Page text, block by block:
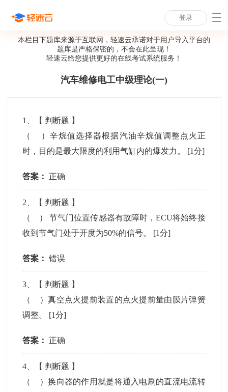
登录
本栏目下题库来源于互联网，轻速云承诺对于用户导入平台的
题库是严格保密的，不会在此呈现！
轻速云给您提供更好的在线考试系统服务！
汽车维修电工中级理论(一)
1 、【 判断题 】
（ ）辛烷值选择器根据汽油辛烷值调整点火正
时，目的是最大限度的利用气缸内的爆发力。 [1分]
答案： 正确
2 、【 判断题 】
（ ） 节气门位置传感器有故障时，ECU将始终接
收到节气门处于开度为50%的信号。 [1分]
答案： 错误
3 、【 判断题 】
（ ）真空点火提前装置的点火提前量由膜片弹簧
调整。 [1分]
答案： 正确
4 、【 判断题 】
（ ）换向器的作用就是将通入电刷的直流电流转